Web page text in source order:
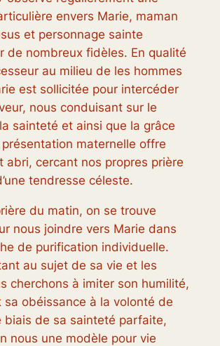
envers Marie, maman
et personnage sainte
de nombreux fidèles. En qualité
au milieu de les hommes
est sollicitée pour intercéder
nous conduisant sur le
sainteté et ainsi que la grâce
maternelle offre
abri, cercant nos propres prière
tendresse céleste.
du matin, on se trouve
nous joindre vers Marie dans
de purification individuelle.
au sujet de sa vie et les
cherchons à imiter son humilité,
sa obéissance à la volonté de
biais de sa sainteté parfaite,
nous une modèle pour vie